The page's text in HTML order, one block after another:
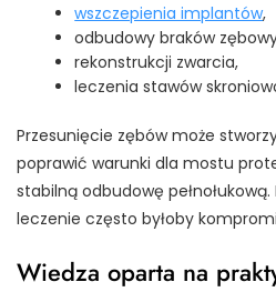
wszczepienia implantów,
odbudowy braków
rekonstrukcji zwarcia,
leczenia stawów
Przesunięcie zębów może
poprawić warunki dla mostu
stabilną odbudowę
leczenie często byłoby
Wiedza oparta na